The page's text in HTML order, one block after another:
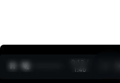
0:12 /
1:40